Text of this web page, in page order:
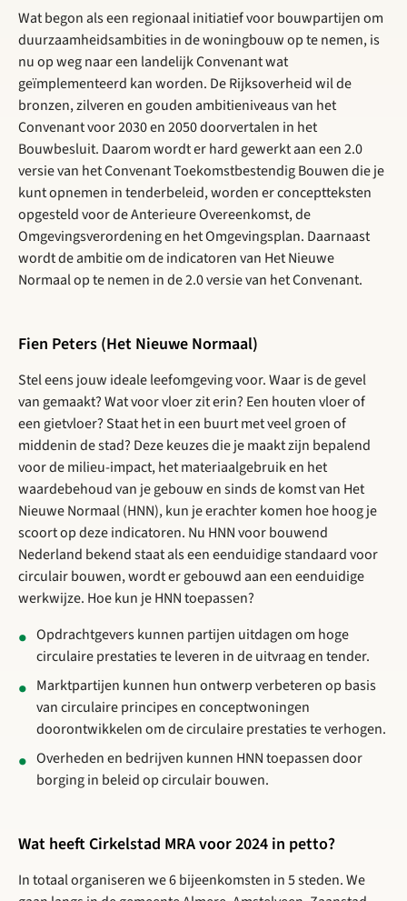
Wat begon als een regionaal initiatief voor bouwpartijen om
duurzaamheidsambities in de woningbouw op te nemen, is
nu op weg naar een landelijk Convenant wat
geïmplementeerd kan worden. De Rijksoverheid wil de
bronzen, zilveren en gouden ambitieniveaus van het
Convenant voor 2030 en 2050 doorvertalen in het
Bouwbesluit. Daarom wordt er hard gewerkt aan een 2.0
versie van het Convenant Toekomstbestendig Bouwen die je
kunt opnemen in tenderbeleid, worden er conceptteksten
opgesteld voor de Anterieure Overeenkomst, de
Omgevingsverordening en het Omgevingsplan. Daarnaast
wordt de ambitie om de indicatoren van Het Nieuwe
Normaal op te nemen in de 2.0 versie van het Convenant.
Fien Peters (Het Nieuwe Normaal)
Stel eens jouw ideale leefomgeving voor. Waar is de gevel
van gemaakt? Wat voor vloer zit erin? Een houten vloer of
een gietvloer? Staat het in een buurt met veel groen of
middenin de stad? Deze keuzes die je maakt zijn bepalend
voor de milieu-impact, het materiaalgebruik en het
waardebehoud van je gebouw en sinds de komst van Het
Nieuwe Normaal (HNN), kun je erachter komen hoe hoog je
scoort op deze indicatoren. Nu HNN voor bouwend
Nederland bekend staat als een eenduidige standaard voor
circulair bouwen, wordt er gebouwd aan een eenduidige
werkwijze. Hoe kun je HNN toepassen?
Opdrachtgevers kunnen partijen uitdagen om hoge
circulaire prestaties te leveren in de uitvraag en tender.
Marktpartijen kunnen hun ontwerp verbeteren op basis
van circulaire principes en conceptwoningen
doorontwikkelen om de circulaire prestaties te verhogen.
Overheden en bedrijven kunnen HNN toepassen door
borging in beleid op circulair bouwen.
Wat heeft Cirkelstad MRA voor 2024 in petto?
In totaal organiseren we 6 bijeenkomsten in 5 steden. We